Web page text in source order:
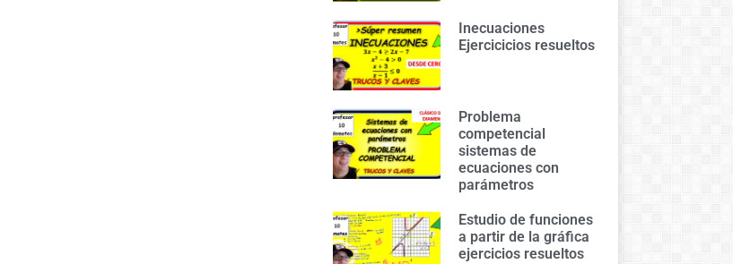
Inecuaciones
Ejercicicios resueltos
Problema
competencial
sistemas de
ecuaciones con
parámetros
Estudio de funciones
a partir de la gráfica
ejercicios resueltos